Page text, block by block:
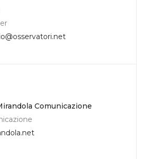
Comunicazione